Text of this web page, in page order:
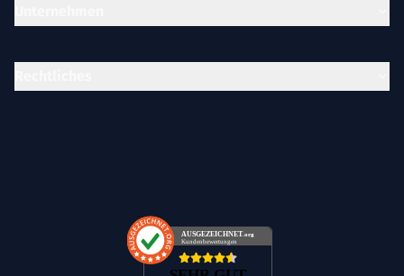
AUSGEZEICHNET.org
Kundenbewertungen